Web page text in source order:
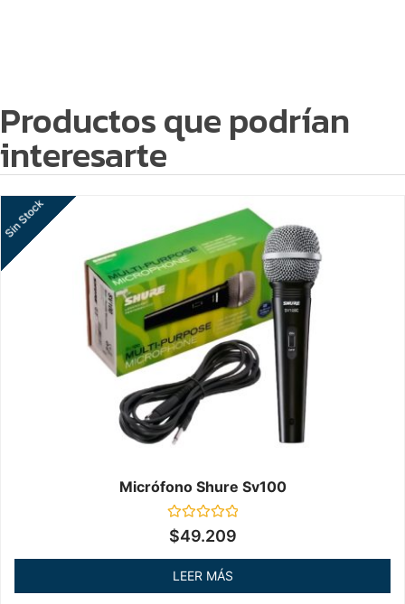
Productos que podrían
interesarte
Micrófono Shure Sv100
Valorado
en
de
Sin Stock
$49.209
LEER MÁS